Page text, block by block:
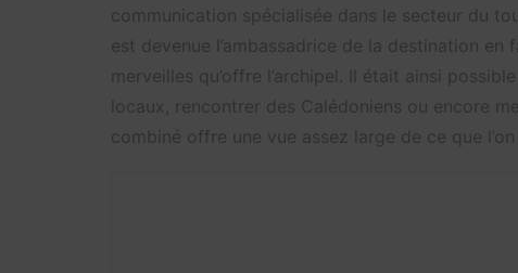
communication spécialisée dans le secteur du
est devenue l’ambassadrice de la destination
merveilles qu’offre l’archipel. Il était ainsi
locaux, rencontrer des Calédoniens ou encore
combiné offre une vue assez large de ce que